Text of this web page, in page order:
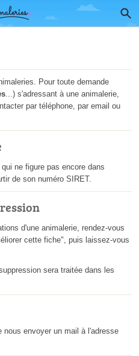
Pour toute demande
...) s'adressant à une animalerie,
par téléphone, par email ou
ne figure pas encore dans
de son numéro SIRET.
d'une animalerie, rendez-vous
cette fiche", puis laissez-vous
sera traitée dans les
nous envoyer un mail à l'adresse